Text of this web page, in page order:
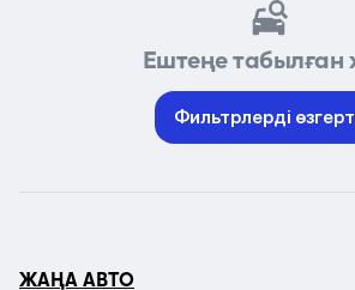
Ештеңе табылған
Фильтрлерді
ЖАҢА АВТО